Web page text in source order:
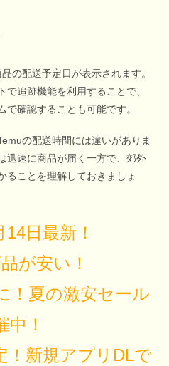
の配送予定日が表示されます。
で追跡機能を利用することで、
確認することも可能です。
の配送時間には違いがありま
迅速に商品が届く一方で、郊外
ることを理解しておきましょ
日最新！
が安い！
！夏の激安セール
中！
！新規アプリDLで